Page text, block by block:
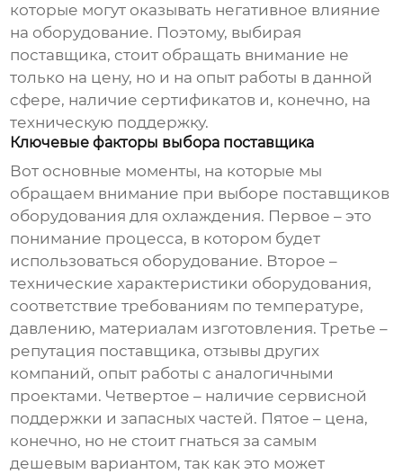
которые могут оказывать негативное влияние
на оборудование. Поэтому, выбирая
поставщика, стоит обращать внимание не
только на цену, но и на опыт работы в данной
сфере, наличие сертификатов и, конечно, на
техническую поддержку.
Ключевые факторы выбора поставщика
Вот основные моменты, на которые мы
обращаем внимание при выборе поставщиков
оборудования для охлаждения. Первое – это
понимание процесса, в котором будет
использоваться оборудование. Второе –
технические характеристики оборудования,
соответствие требованиям по температуре,
давлению, материалам изготовления. Третье –
репутация поставщика, отзывы других
компаний, опыт работы с аналогичными
проектами. Четвертое – наличие сервисной
поддержки и запасных частей. Пятое – цена,
конечно, но не стоит гнаться за самым
дешевым вариантом, так как это может